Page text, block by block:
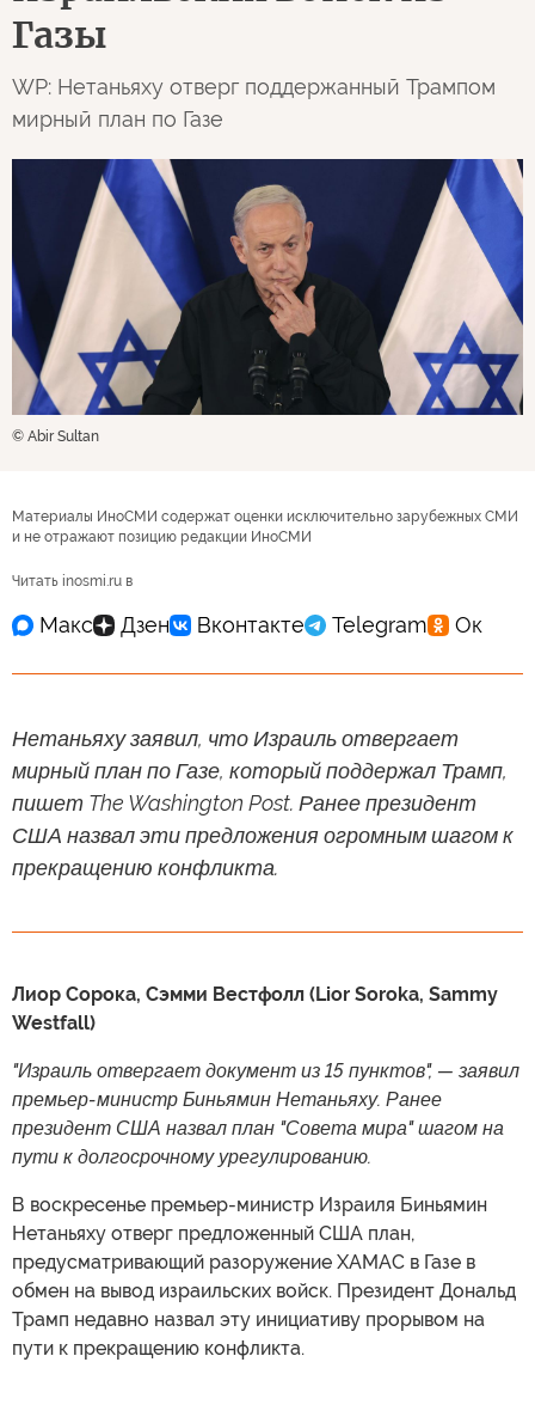
Газы
WP: Нетаньяху отверг поддержанный Трампом
мирный план по Газе
© Abir Sultan
Материалы ИноСМИ содержат оценки исключительно зарубежных СМИ
и не отражают позицию редакции ИноСМИ
Читать inosmi.ru в
Нетаньяху заявил, что Израиль отвергает
мирный план по Газе, который поддержал Трамп,
пишет The Washington Post. Ранее президент
США назвал эти предложения огромным шагом к
прекращению конфликта.
Лиор Сорока, Сэмми Вестфолл (Lior Soroka, Sammy
Westfall)
"Израиль отвергает документ из 15 пунктов", — заявил
премьер-министр Биньямин Нетаньяху. Ранее
президент США назвал план "Совета мира" шагом на
пути к долгосрочному урегулированию.
В воскресенье премьер-министр Израиля Биньямин
Нетаньяху отверг предложенный США план,
предусматривающий разоружение ХАМАС в Газе в
обмен на вывод израильских войск. Президент Дональд
Трамп недавно назвал эту инициативу прорывом на
пути к прекращению конфликта.